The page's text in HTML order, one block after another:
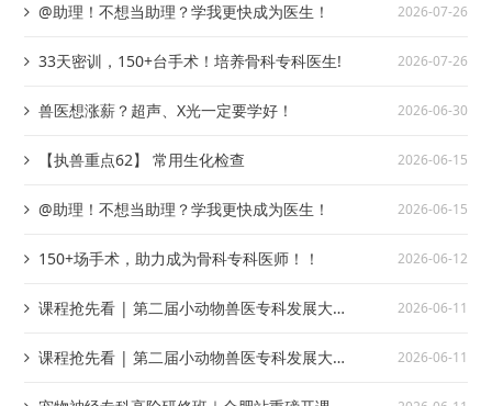
科医师！！
@助理！不想当助理？学我更快成为医生！ 2026-07-26
33天密训，150+台手术！培养骨科专科医生! 2026-07-26
兽医想涨薪？超声、X光一定要学好！ 2026-06-30
【执兽重点62】 常用生化检查 2026-06-15
@助理！不想当助理？学我更快成为医生！ 2026-06-15
150+场手术，助力成为骨科专科医师！！ 2026-06-12
课程抢先看 | 第二届小动物兽医专科发展大会
2026-06-11
课程抢先看 | 第二届小动物兽医专科发展大会
2026-06-11